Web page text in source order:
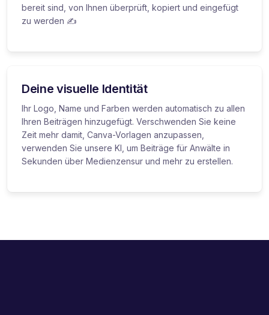
bereit sind, von Ihnen überprüft, kopiert und eingefügt
zu werden ✍️
Deine visuelle Identität
Ihr Logo, Name und Farben werden automatisch zu allen
Ihren Beiträgen hinzugefügt. Verschwenden Sie keine
Zeit mehr damit, Canva-Vorlagen anzupassen,
verwenden Sie unsere KI, um Beiträge für Anwälte in
Sekunden über Medienzensur und mehr zu erstellen.